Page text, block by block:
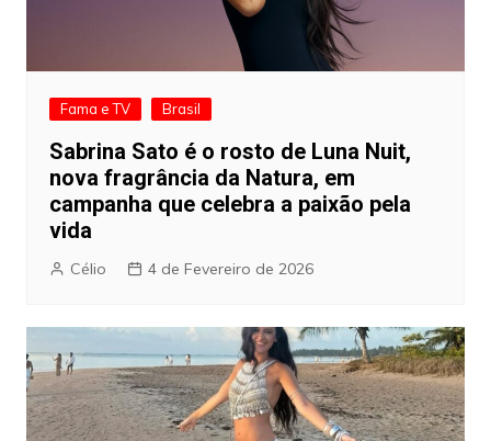
Fama e TV Brasil
Sabrina Sato é o rosto de Luna Nuit,
nova fragrância da Natura, em
campanha que celebra a paixão pela
vida
Célio 4 de Fevereiro de 2026